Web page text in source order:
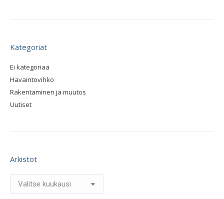
Kategoriat
Ei kategoriaa
Havaintovihko
Rakentaminen ja muutos
Uutiset
Arkistot